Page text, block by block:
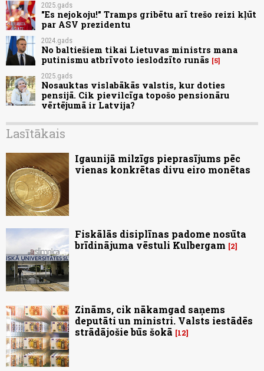
2025.gads
"Es nejokoju!" Tramps gribētu arī trešo reizi kļūt
par ASV prezidentu
2024.gads
No baltiešiem tikai Lietuvas ministrs mana
putinismu atbrīvoto ieslodzīto runās
5
2025.gads
Nosauktas vislabākās valstis, kur doties
pensijā. Cik pievilcīga topošo pensionāru
vērtējumā ir Latvija?
Lasītākais
Igaunijā milzīgs pieprasījums pēc
vienas konkrētas divu eiro monētas
Fiskālās disiplīnas padome nosūta
brīdinājuma vēstuli Kulbergam
2
Zināms, cik nākamgad saņems
deputāti un ministri. Valsts iestādēs
strādājošie būs šokā
12